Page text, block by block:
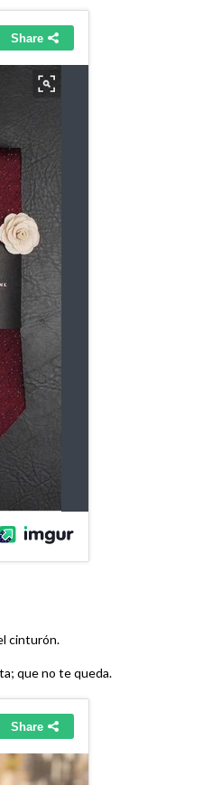
cinturón.
que no te queda.